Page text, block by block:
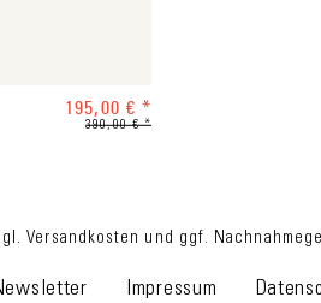
195,00 € *
390,00 € *
Versandkosten und ggf.
Impressum